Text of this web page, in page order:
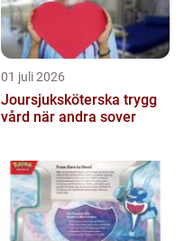
01 juli 2026
Joursjuksköterska trygg
vård när andra sover